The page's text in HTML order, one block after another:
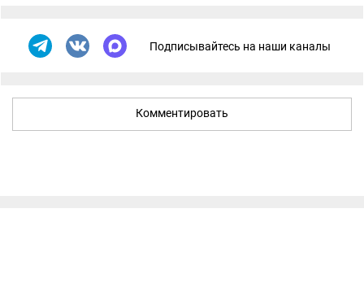
Подписывайтесь на наши каналы
Комментировать